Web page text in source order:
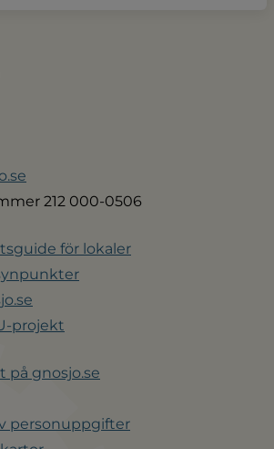
212 000-0506
för lokaler
projekt
på gnosjo.se
personuppgifter